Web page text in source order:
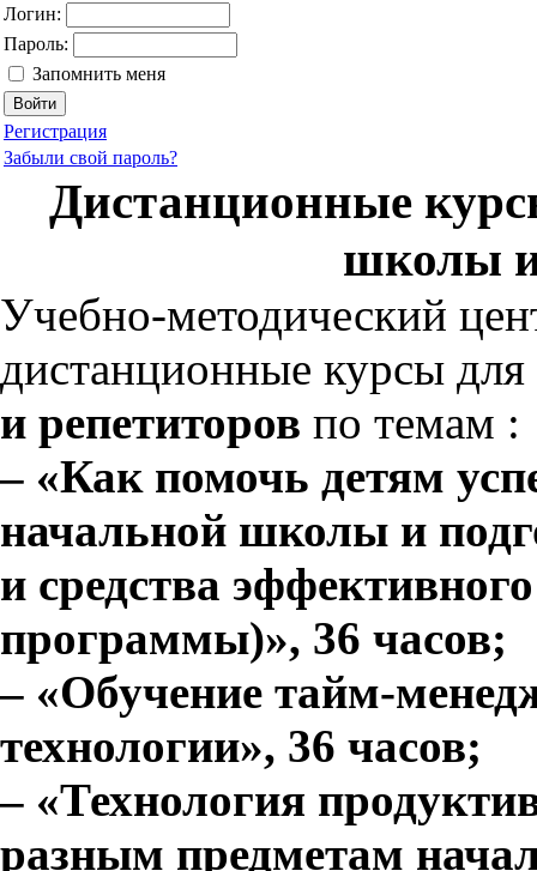
Логин:
Пароль:
Запомнить меня
Регистрация
Забыли свой пароль?
Дистанционные
школы и
Учебно-методический
дистанционные курсы для
и репетиторов по темам :
– «Как помочь детям
начальной школы и
и средства
программы)», 36 часов;
– «Обучение тайм-
технологии», 36 часов;
– «Технология
разным предметам